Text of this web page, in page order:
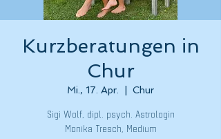
Kurzberatungen in
Chur
Mi., 17. Apr. Chur
Sigi Wolf, dipl. psych. Astrologin
Monika Tresch, Medium